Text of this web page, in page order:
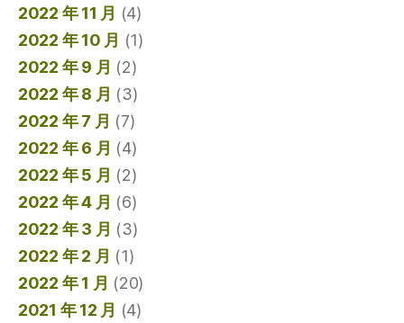
2022 年 11 月 (4)
2022 年 10 月 (1)
2022 年 9 月 (2)
2022 年 8 月 (3)
2022 年 7 月 (7)
2022 年 6 月 (4)
2022 年 5 月 (2)
2022 年 4 月 (6)
2022 年 3 月 (3)
2022 年 2 月 (1)
2022 年 1 月 (20)
2021 年 12 月 (4)